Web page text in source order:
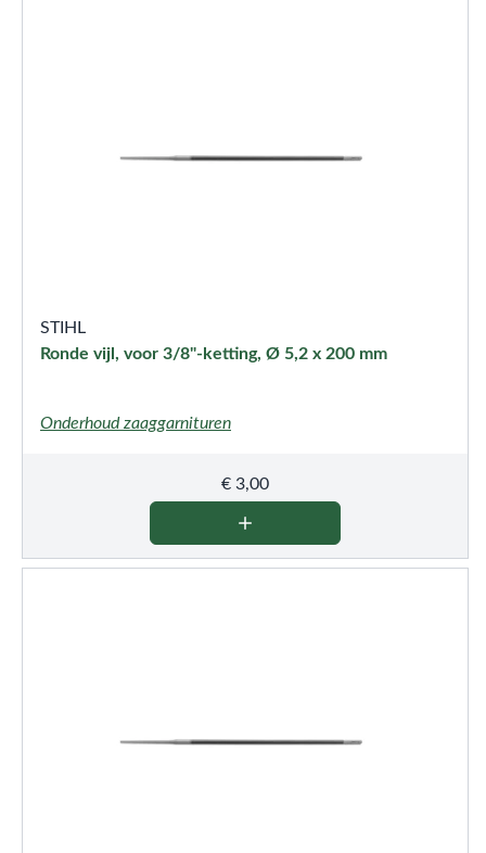
STIHL
Ronde vijl, voor 3/8"-ketting, Ø 5,2 x 200 mm
Onderhoud zaaggarnituren
€ 3,00